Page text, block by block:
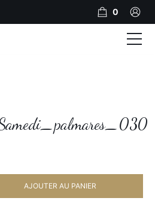
AJOUTER AU PANIER
0